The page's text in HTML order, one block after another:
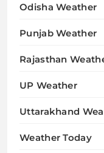
Odisha Weather
Punjab Weather
Rajasthan
UP Weather
Uttarakhand
Weather Today